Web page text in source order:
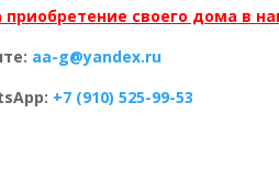
приобретение своего дома в
aa-g@yandex.ru
+7 (910) 525-99-53